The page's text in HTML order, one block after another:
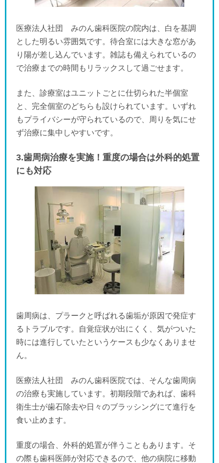
医療法人社団 みのん歯科医院の院内は、白を基調
とした明るい雰囲気です。待合室には大きな窓があ
り陽が差し込んでいます。雑誌も備えられているの
で治療までの時間もリラックスして過ごせます。
また、診療室はユニットごとに仕切られた半個室
と、完全個室のどちらも設けられています。いずれ
もプライバシーが守られているので、周りを気にせ
ず治療に集中しやすいです。
3.歯周病治療を実施！重度の場合は外科的処置
にも対応
歯周病は、プラークと呼ばれる歯垢が原因で発症す
るトラブルです。自覚症状が出にくく、気がついた
時には進行していたというケースも少なくありませ
ん。
医療法人社団 みのん歯科医院では、そんな歯周病
の治療も実施しています。初期段階であれば、歯科
衛生士が歯石除去や日々のブラッシングにて進行を
食い止めます。
重度の場合、外科的処置が伴うこともあります。そ
の際も歯科医師が対応できるので、他の病院に移動